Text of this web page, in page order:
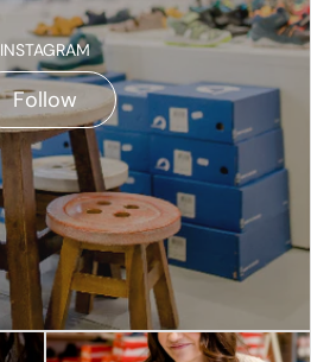
INSTAGRAM
Follow